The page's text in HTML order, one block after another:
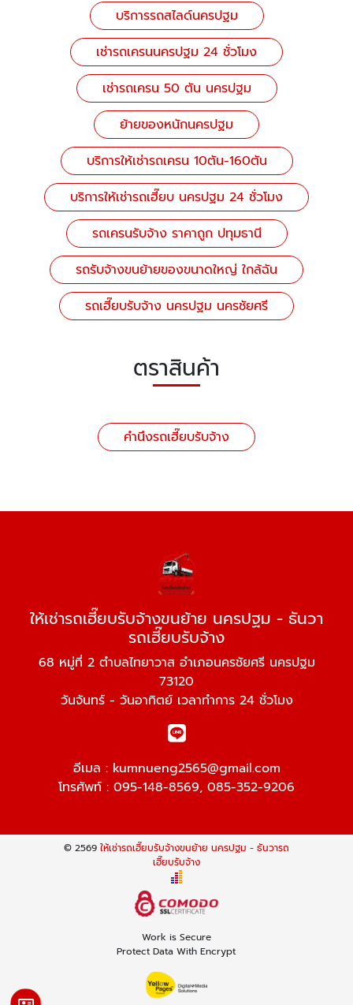
บริการรถสไลด์นครปฐม
เช่ารถเครนนครปฐม 24 ชั่วโมง
เช่ารถเครน 50 ตัน นครปฐม
ย้ายของหนักนครปฐม
บริการให้เช่ารถเครน 10ตัน-160ตัน
บริการให้เช่ารถเฮี๊ยบ นครปฐม 24 ชั่วโมง
รถเครนรับจ้าง ราคาถูก ปทุมธานี
รถรับจ้างขนย้ายของขนาดใหญ่ ใกล้ฉัน
รถเฮี๊ยบรับจ้าง นครปฐม นครชัยศรี
ตราสินค้า
คำนึงรถเฮี๊ยบรับจ้าง
ให้เช่ารถเฮี๊ยบรับจ้างขนย้าย นครปฐม - ธันวา
รถเฮี๊ยบรับจ้าง
68 หมู่ที่ 2 ตำบลไทยาวาส อำเภอนครชัยศรี นครปฐม
73120
วันจันทร์ - วันอาทิตย์ เวลาทำการ 24 ชั่วโมง
อีเมล : kumnueng2565@gmail.com
โทรศัพท์ : 095-148-8569, 085-352-9206
© 2569 ให้เช่ารถเฮี๊ยบรับจ้างขนย้าย นครปฐม - ธันวารถ
เฮี๊ยบรับจ้าง
Work is Secure
Protect Data With Encrypt